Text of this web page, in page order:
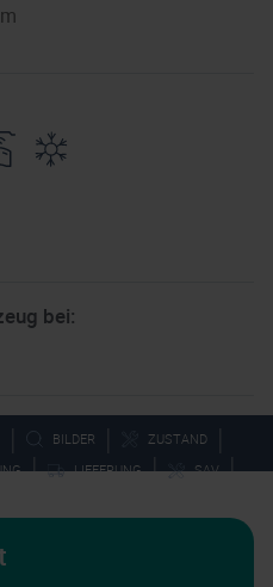
bei:
BILDER ZUSTAND
| LIEFERUNG | SAV |